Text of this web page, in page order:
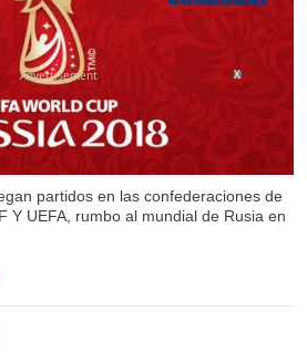
partidos en las confederaciones de
Y UEFA, rumbo al mundial de Rusia en
X